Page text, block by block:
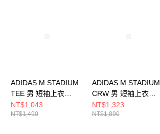
ADIDAS M STADIUM
TEE 男 短袖上衣
JZ6492
NT$1,043
NT$1,490
ADIDAS M STADIUM
CRW 男 短袖上衣
JX5636
NT$1,323
NT$1,890